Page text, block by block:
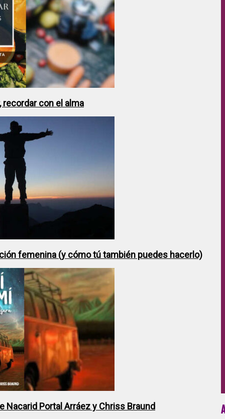
recordar con el alma
femenina (y cómo tú también puedes hacerlo)
Nacarid Portal Arráez y Chriss Braund